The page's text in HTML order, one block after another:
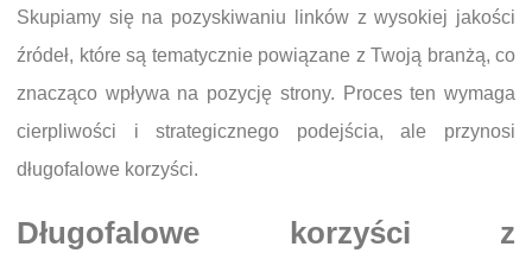
Skupiamy się na pozyskiwaniu linków z wysokiej jakości
źródeł, które są tematycznie powiązane z Twoją branżą, co
znacząco wpływa na pozycję strony. Proces ten wymaga
cierpliwości i strategicznego podejścia, ale przynosi
długofalowe korzyści.
Długofalowe korzyści z